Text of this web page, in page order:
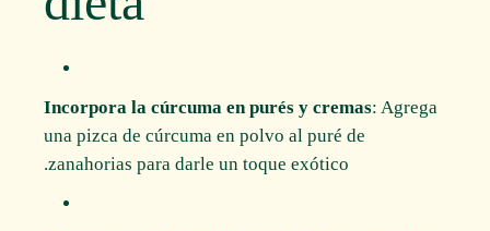
Incorpora la cúrcuma en purés y cremas: Agrega
una pizca de cúrcuma en polvo al puré de
zanahorias para darle un toque exótico.